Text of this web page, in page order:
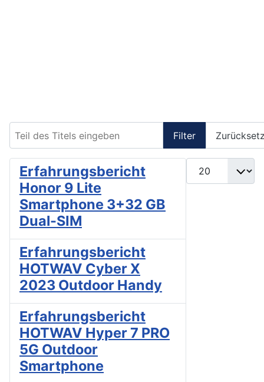
Filter
Anzeige #
Erfahrungsbericht
Honor 9 Lite
Smartphone 3+32 GB
Dual-SIM
Erfahrungsbericht
HOTWAV Cyber X
2023 Outdoor Handy
Erfahrungsbericht
HOTWAV Hyper 7 PRO
5G Outdoor
Smartphone